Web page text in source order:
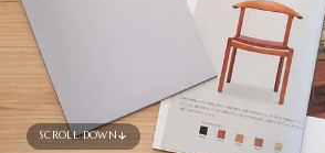
SCROLL DOWN